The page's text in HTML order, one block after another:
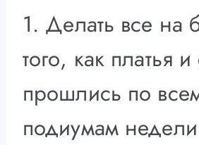
1. Делать все на
того, как платья
прошлись по
подиумам